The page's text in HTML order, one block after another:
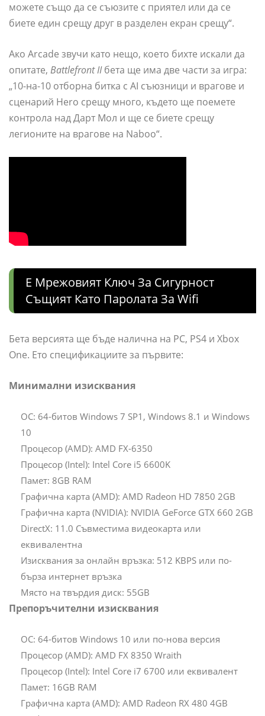
можете също да се съюзите с приятел или да се
биете един срещу друг в разделен екран срещу“.
Ако Arcade звучи като нещо, което бихте искали да
опитате, Battlefront IIбета ще има две части за игра:
„10-на-10 отборна битка с AI съюзници и врагове и
сценарий Hero срещу много, където ще поемете
контрола над Дарт Мол и ще се биете срещу
легионите на врагове на Naboo“.
Е Мрежовият Ключ За Сигурност
Същият Като Паролата За Wifi
Бета версията ще бъде налична на PC, PS4 и Xbox
One. Ето спецификациите за първите:
Минимални изисквания
ОС: 64-битов Windows 7 SP1, Windows 8.1 и Windows
10
Процесор (AMD): AMD FX-6350
Процесор (Intel): Intel Core i5 6600K
Памет: 8GB RAM
Графична карта (AMD): AMD Radeon HD 7850 2GB
Графична карта (NVIDIA): NVIDIA GeForce GTX 660 2GB
DirectX: 11.0 Съвместима видеокарта или
еквивалентна
Изисквания за онлайн връзка: 512 KBPS или по-
бърза интернет връзка
Място на твърдия диск: 55GB
Препоръчителни изисквания
ОС: 64-битов Windows 10 или по-нова версия
Процесор (AMD): AMD FX 8350 Wraith
Процесор (Intel): Intel Core i7 6700 или еквивалент
Памет: 16GB RAM
Графична карта (AMD): AMD Radeon RX 480 4GB